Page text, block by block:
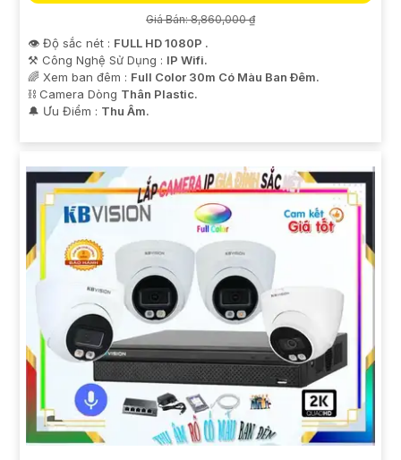
Giá Bán: 8,860,000 ₫
👁 Độ sắc nét : FULL HD 1080P .
⚒ Công Nghệ Sử Dụng : IP Wifi.
🌈 Xem ban đêm : Full Color 30m Có Màu Ban Ðêm.
⛓ Camera Dòng Thân Plastic.
️🔔 Ưu Điểm : Thu Âm.